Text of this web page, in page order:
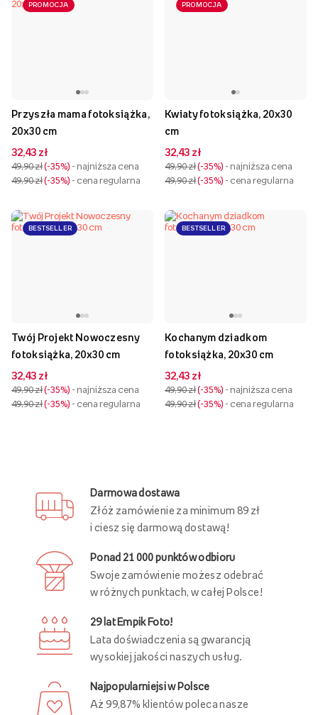
PROMOCJA
Przyszła mama fotoksiążka,
20x30 cm
32,43 zł
49,90 zł -35% - najniższa cena
49,90 zł -35% - cena regularna
PROMOCJA
Kwiaty fotoksiążka, 20x30
cm
32,43 zł
49,90 zł -35% - najniższa cena
49,90 zł -35% - cena regularna
BESTSELLER
Twój Projekt Nowoczesny
fotoksiążka, 20x30 cm
32,43 zł
49,90 zł -35% - najniższa cena
49,90 zł -35% - cena regularna
BESTSELLER
Kochanym dziadkom
fotoksiążka, 20x30 cm
32,43 zł
49,90 zł -35% - najniższa cena
49,90 zł -35% - cena regularna
Darmowa dostawa
Złóż zamówienie za minimum 89 zł
i ciesz się darmową dostawą!
Ponad 21 000 punktów odbioru
Swoje zamówienie możesz odebrać
w różnych punktach, w całej Polsce!
29 lat Empik Foto!
Lata doświadczenia są gwarancją
wysokiej jakości naszych usług.
Najpopularniejsi w Polsce
Aż 99,87% klientów poleca nasze